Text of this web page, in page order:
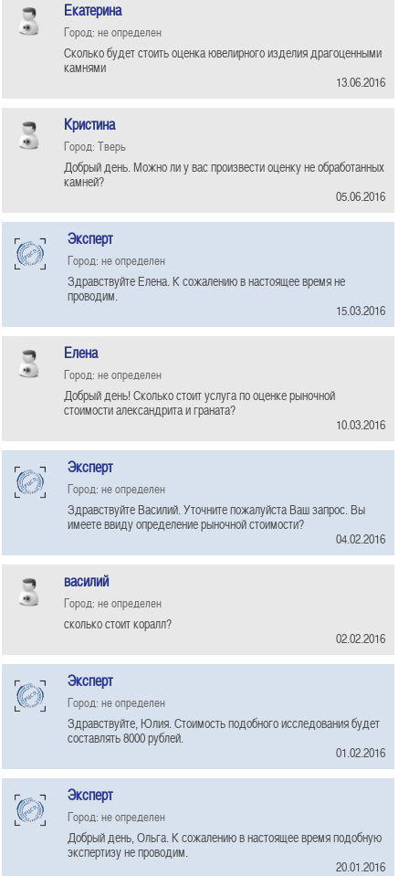
Екатерина
Город: не определен
Сколько будет стоить оценка ювелирного изделия драгоценными
камнями
13.06.2016
Кристина
Город: Тверь
Добрый день. Можно ли у вас произвести оценку не обработанных
камней?
05.06.2016
Эксперт
Город: не определен
Здравствуйте Елена. К сожалению в настоящее время не
проводим.
15.03.2016
Елена
Город: не определен
Добрый день! Сколько стоит услуга по оценке рыночной
стоимости александрита и граната?
10.03.2016
Эксперт
Город: не определен
Здравствуйте Василий. Уточните пожалуйста Ваш запрос. Вы
имеете ввиду определение рыночной стоимости?
04.02.2016
василий
Город: не определен
сколько стоит коралл?
02.02.2016
Эксперт
Город: не определен
Здравствуйте, Юлия. Стоимость подобного исследования будет
составлять 8000 рублей.
01.02.2016
Эксперт
Город: не определен
Добрый день, Ольга. К сожалению в настоящее время подобную
экспертизу не проводим.
20.01.2016